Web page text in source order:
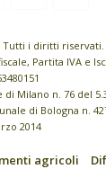
i diritti riservati.
Partita IVA e
Milano n. 76 del
di Bologna n.
2014
agricoli